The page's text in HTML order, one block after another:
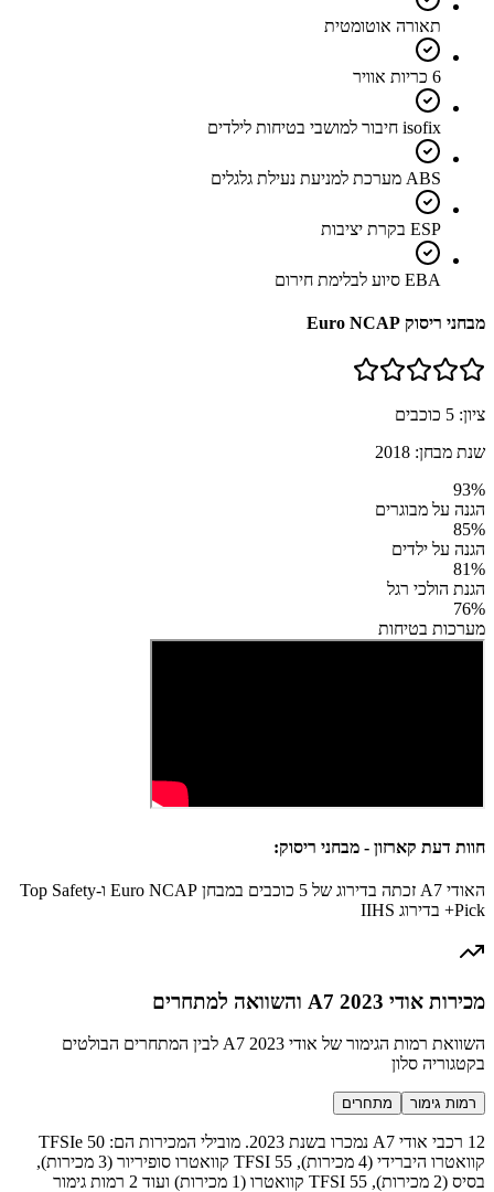
תאורה אוטומטית
6 כריות אוויר
isofix חיבור למושבי בטיחות לילדים
ABS מערכת למניעת נעילת גלגלים
ESP בקרת יציבות
EBA סיוע לבלימת חירום
מבחני ריסוק Euro NCAP
ציון: 5 כוכבים
שנת מבחן: 2018
93%
הגנה על מבוגרים
85%
הגנה על ילדים
81%
הגנת הולכי רגל
76%
מערכות בטיחות
חוות דעת קארזון - מבחני ריסוק:
האודי A7 זכתה בדירוג של 5 כוכבים במבחן Euro NCAP ו-Top Safety
Pick+ בדירוג IIHS
מכירות אודי A7 2023 והשוואה למתחרים
השוואת רמות הגימור של אודי A7 2023 לבין המתחרים הבולטים
בקטגוריה סלון
רמות גימור מתחרים
12 רכבי אודי A7 נמכרו בשנת 2023. מובילי המכירות הם: 50 TFSIe
קוואטרו היברידי (4 מכירות), 55 TFSI קוואטרו סופיריור (3 מכירות),
בסיס (2 מכירות), 55 TFSI קוואטרו (1 מכירות) ועוד 2 רמות גימור